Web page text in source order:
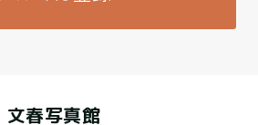
文春写真館